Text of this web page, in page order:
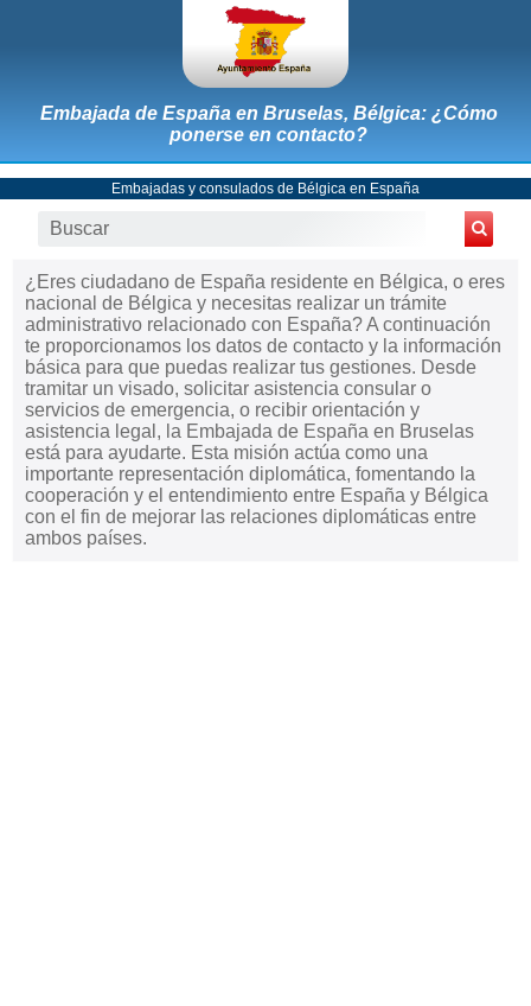
Embajada de España en Bruselas, Bélgica: ¿Cómo
ponerse en contacto?
Embajadas y consulados de Bélgica en España
¿Eres ciudadano de España residente en Bélgica, o eres
nacional de Bélgica y necesitas realizar un trámite
administrativo relacionado con España? A continuación
te proporcionamos los datos de contacto y la información
básica para que puedas realizar tus gestiones. Desde
tramitar un visado, solicitar asistencia consular o
servicios de emergencia, o recibir orientación y
asistencia legal, la Embajada de España en Bruselas
está para ayudarte. Esta misión actúa como una
importante representación diplomática, fomentando la
cooperación y el entendimiento entre España y Bélgica
con el fin de mejorar las relaciones diplomáticas entre
ambos países.